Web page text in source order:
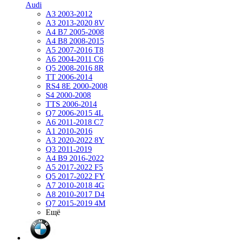
Audi
A3 2003-2012
A3 2013-2020 8V
A4 B7 2005-2008
A4 B8 2008-2015
A5 2007-2016 T8
A6 2004-2011 C6
Q5 2008-2016 8R
TT 2006-2014
RS4 8E 2000-2008
S4 2000-2008
TTS 2006-2014
Q7 2006-2015 4L
A6 2011-2018 С7
A1 2010-2016
A3 2020-2022 8Y
Q3 2011-2019
A4 B9 2016-2022
A5 2017-2022 F5
Q5 2017-2022 FY
A7 2010-2018 4G
A8 2010-2017 D4
Q7 2015-2019 4M
Ещё